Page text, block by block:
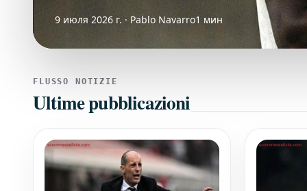
9 июля 2026 г. · Pablo Navarro1 мин
FLUSSO NOTIZIE
Ultime pubblicazioni